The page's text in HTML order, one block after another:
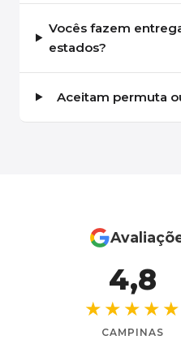
Vocês fazem
estados?
Aceitam permuta
4,8
★★★★★
CAMPINAS